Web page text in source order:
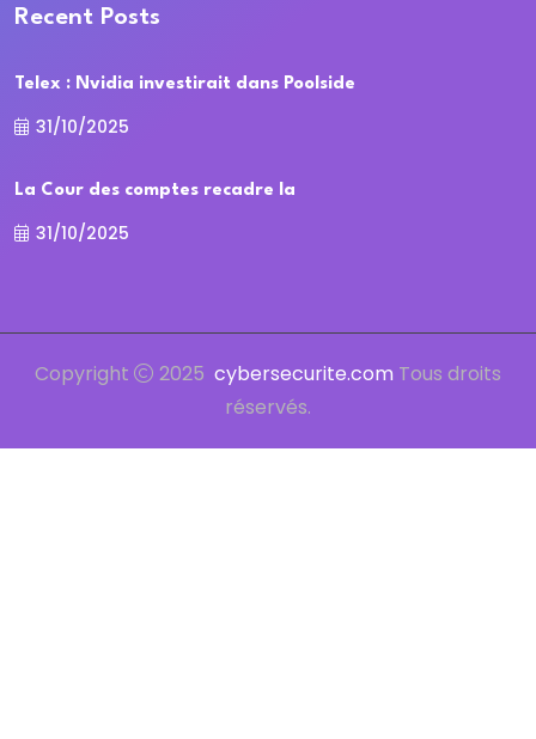
Recent Posts
Telex : Nvidia investirait dans Poolside
31/10/2025
La Cour des comptes recadre la
31/10/2025
Copyright 2025 cybersecurite.com Tous droits
réservés.